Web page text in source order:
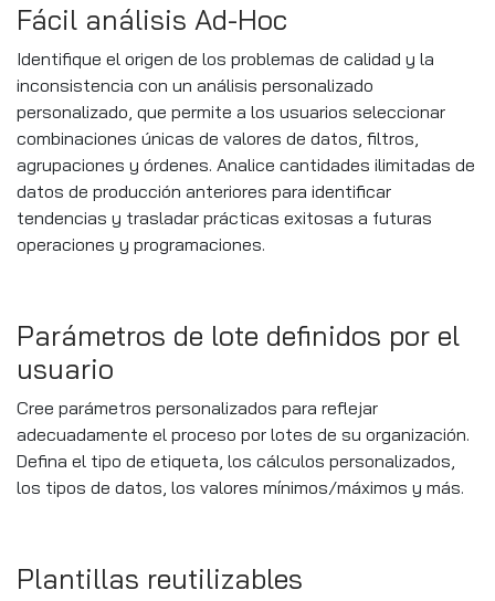
Fácil análisis Ad-Hoc
Identifique el origen de los problemas de calidad y la
inconsistencia con un análisis personalizado
personalizado, que permite a los usuarios seleccionar
combinaciones únicas de valores de datos, filtros,
agrupaciones y órdenes. Analice cantidades ilimitadas de
datos de producción anteriores para identificar
tendencias y trasladar prácticas exitosas a futuras
operaciones y programaciones.
Parámetros de lote definidos por el
usuario
Cree parámetros personalizados para reflejar
adecuadamente el proceso por lotes de su organización.
Defina el tipo de etiqueta, los cálculos personalizados,
los tipos de datos, los valores mínimos/máximos y más.
Plantillas reutilizables